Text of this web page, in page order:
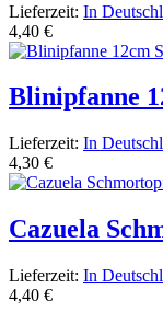
Lieferzeit: In
4,40 €
Blinipfanne
Lieferzeit: In
4,30 €
Cazuela
Lieferzeit: In
4,40 €